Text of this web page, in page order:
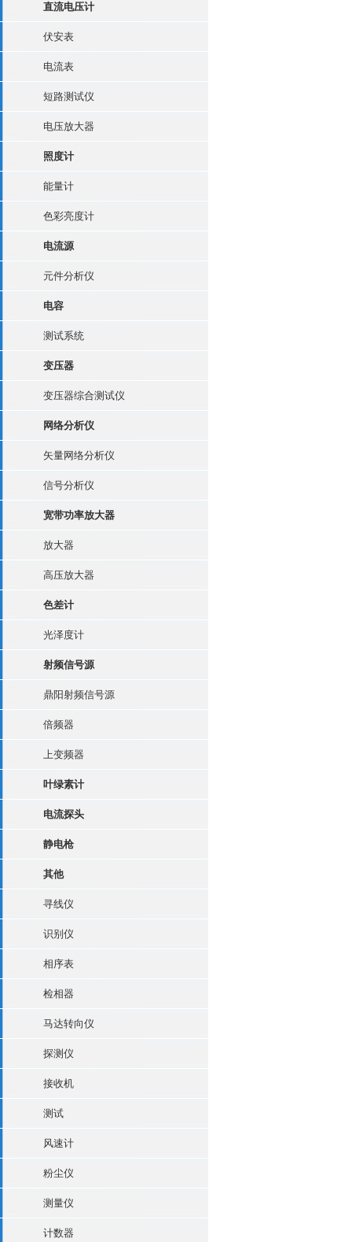
直流电压计
伏安表
电流表
短路测试仪
电压放大器
照度计
能量计
色彩亮度计
电流源
元件分析仪
电容
测试系统
变压器
变压器综合测试仪
网络分析仪
矢量网络分析仪
信号分析仪
宽带功率放大器
放大器
高压放大器
色差计
光泽度计
射频信号源
鼎阳射频信号源
倍频器
上变频器
叶绿素计
电流探头
静电枪
其他
寻线仪
识别仪
相序表
检相器
马达转向仪
探测仪
接收机
测试
风速计
粉尘仪
测量仪
计数器